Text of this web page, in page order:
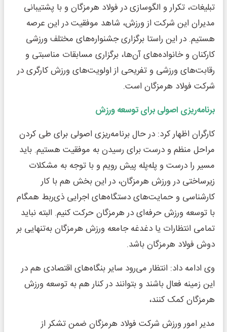
تبلیغات، تکرار و الگوسازی در فولاد هرمزگان و با پشتیبانی
مدیران این شرکت از ورزش، شاهد موفقیت در این عرصه
هستیم. در این راستا برگزاری جشنواره‌های مختلف ورزشی
کارکنان و خانواده‌های آن‌ها، برگزاری مسابقات مناسبتی و
رقابت‌های ورزشی و تفریحی از اولویت‌های ورزش کارگری در
شرکت فولاد هرمزگان است.
برنامه‌ریزی اصولی برای توسعه ورزش
کارگران اظهار کرد: در حال برنامه‌ریزی اصولی برای طی کردن
مراحل منظم و درست برای رسیدن به موفقیت هستیم. باید
مسیر را درست و پله‌پله پیش رویم و با توجه به مشکلات
زیرساختی در ورزش هرمزگان، در این بخش هم با کار
کارشناسی و حمایت‌های دستگاه‌های اجرایی ذی‌ربط همگام
با توسعه ورزش حرفه‌ای در هرمزگان حرکت کنیم. البته نباید
تمامی انتظارات یا دغدغه جامعه ورزش هرمزگان به‌تنهایی بر
دوش فولاد هرمزگان باشد.
وی ادامه داد: انتظار می‌رود سایر بنگاه‌های اقتصادی هم در
این زمینه فعال باشند و بتوانند در کنار هم به توسعه ورزش
هرمزگان کمک کنند،
مدیر امور ورزش شرکت فولاد هرمزگان ضمن تشکر از